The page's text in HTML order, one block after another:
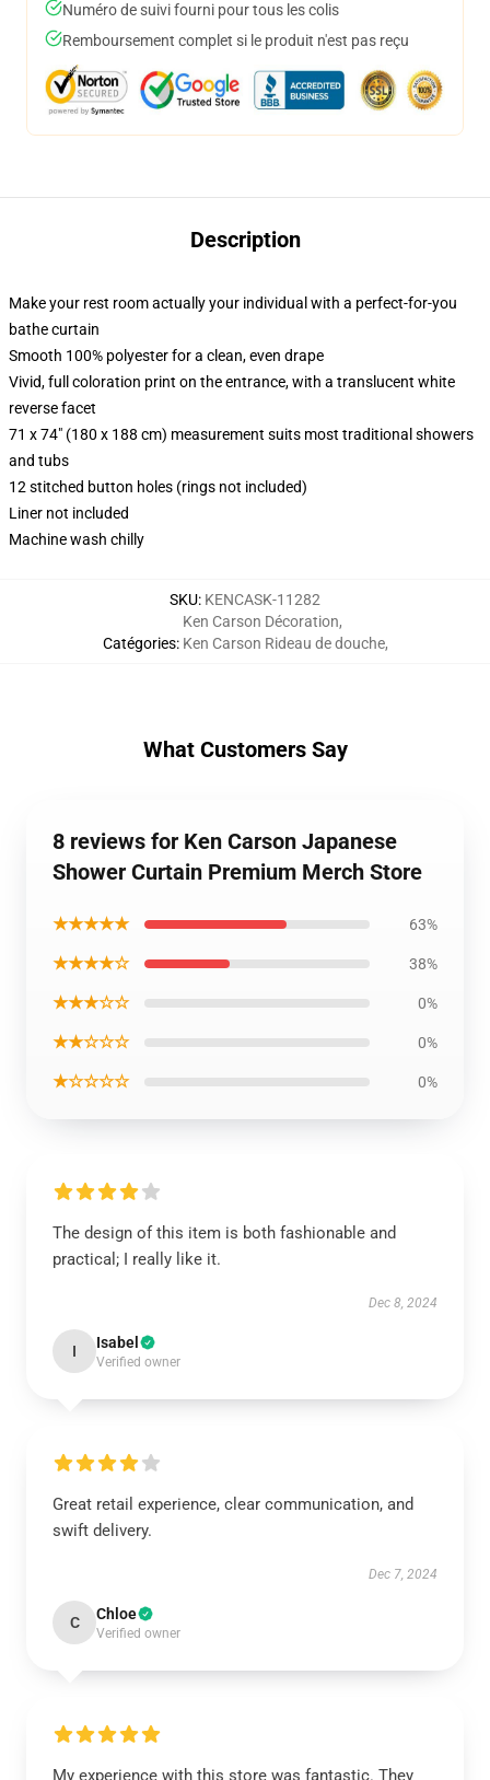
Numéro de suivi fourni pour tous les colis
Remboursement complet si le produit n'est pas reçu
Description
Make your rest room actually your individual with a perfect-for-you
bathe curtain
Smooth 100% polyester for a clean, even drape
Vivid, full coloration print on the entrance, with a translucent white
reverse facet
71 x 74" (180 x 188 cm) measurement suits most traditional showers
and tubs
12 stitched button holes (rings not included)
Liner not included
Machine wash chilly
SKU: KENCASK-11282
Catégories:
Ken Carson Décoration,
Ken Carson Rideau de douche,
What Customers Say
8 reviews for Ken Carson Japanese
Shower Curtain Premium Merch Store
★★★★★ 63%
★★★★☆ 38%
★★★☆☆ 0%
★★☆☆☆ 0%
★☆☆☆☆ 0%
The design of this item is both fashionable and
practical; I really like it.
Dec 8, 2024
I Isabel
Verified owner
Great retail experience, clear communication, and
swift delivery.
Dec 7, 2024
C Chloe
Verified owner
My experience with this store was fantastic. They